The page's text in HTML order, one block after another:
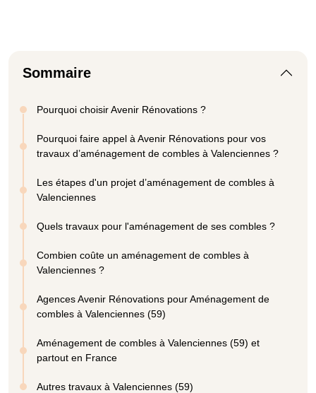
Sommaire
Pourquoi choisir Avenir Rénovations ?
Pourquoi faire appel à Avenir Rénovations pour vos
travaux d’aménagement de combles à Valenciennes ?
Les étapes d'un projet d’aménagement de combles à
Valenciennes
Quels travaux pour l'aménagement de ses combles ?
Combien coûte un aménagement de combles à
Valenciennes ?
Agences Avenir Rénovations pour Aménagement de
combles à Valenciennes (59)
Aménagement de combles à Valenciennes (59) et
partout en France
Autres travaux à Valenciennes (59)